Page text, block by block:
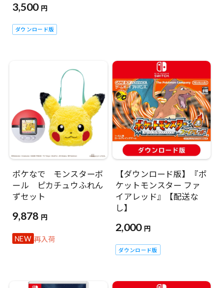
3,500 円
ダウンロード版
ポケなで モンスターボ
ール ピカチュウふれん
ずセット
9,878 円
NEW 再入荷
【ダウンロード版】『ポ
ケットモンスター ファ
イアレッド』【配送な
し】
2,000 円
ダウンロード版